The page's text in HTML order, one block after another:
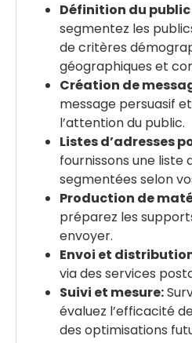
Définition du
segmentez les
de critères
géographiques et
Création de
message persuasif
l’attention du public.
Listes d’adresses
fournissons une liste
segmentées selon
Production de
préparez les
envoyer.
Envoi et
via des services
Suivi et mesure:
évaluez l’efficacité
des optimisations